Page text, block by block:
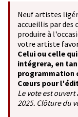
Neuf artistes
accueillis par des
produire à
votre artiste
Celui ou celle
intégrera, en
programmation
Cœurs pour
Le vote est
2025. Clôture du